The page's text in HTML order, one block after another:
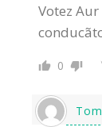
Votez
0